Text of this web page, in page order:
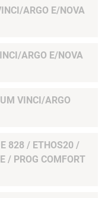
ARGO E/NOVA
ARGO E/NOVA
VINCI/ARGO
828 / ETHOS20 /
/ PROG COMFORT